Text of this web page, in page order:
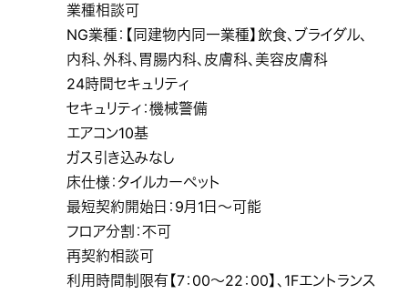
業種相談可
NG業種：【同建物内同一業種】飲食、ブライダル、
内科、外科、胃腸内科、皮膚科、美容皮膚科
24時間セキュリティ
セキュリティ：機械警備
エアコン10基
ガス引き込みなし
床仕様：タイルカーペット
最短契約開始日：9月1日～可能
フロア分割：不可
再契約相談可
利用時間制限有【7：00～22：00】、1Fエントランス